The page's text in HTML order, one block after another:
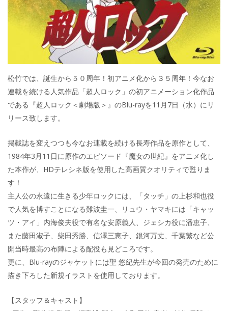
松竹では、誕生から５０周年！初アニメ化から３５周年！今なお
連載を続ける人気作品「超人ロック」の初アニメーション化作品
である『超人ロック＜劇場版＞』のBlu-rayを11月7日（水）にリ
リース致します。
掲載誌を変えつつも今なお連載を続ける長寿作品を原作として、
1984年3月11日に原作のエピソード『魔女の世紀』をアニメ化し
た本作が、HDテレシネ版を使用した高画質クオリティで甦りま
す！
主人公の永遠に生きる少年ロックには、「タッチ」の上杉和也役
で人気を博すことになる難波圭一、リュウ・ヤマキには「キャッ
ツ・アイ」内海俊夫役で有名な安原義人、ジェシカ役に潘恵子、
また藤田淑子、柴田秀勝、信澤三恵子、銀河万丈、千葉繁など公
開当時最高の布陣による配役も見どころです。
更に、Blu-rayのジャケットには聖 悠紀先生が今回の発売のために
描き下ろした新規イラストを使用しております。
【スタッフ＆キャスト】